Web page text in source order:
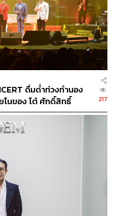
ดื่มด่ำท่วงทำนอง
โนของ โต๋ ศักดิ์สิทธิ์
217